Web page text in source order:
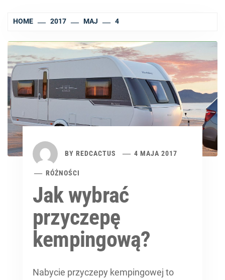
HOME 2017 MAJ 4
BY REDCACTUS 4 MAJA 2017
RÓŻNOŚCI
Jak wybrać
przyczepę
kempingową?
Nabycie przyczepy kempingowej to